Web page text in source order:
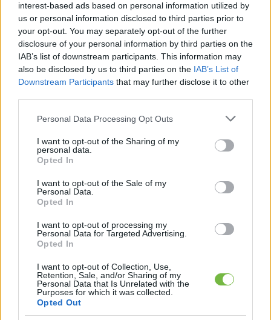
interest-based ads based on personal information utilized by
us or personal information disclosed to third parties prior to
your opt-out. You may separately opt-out of the further
disclosure of your personal information by third parties on the
IAB’s list of downstream participants. This information may
also be disclosed by us to third parties on the IAB’s List of
Downstream Participants that may further disclose it to other
Please note that this website/app uses one or more Google
not limited to your visit or usage behaviour. You may click to
grant or deny consent to Google and its third-party tags to
use your data for below specified purposes in below Google
consent section.
Personal Data Processing Opt Outs
I want to opt-out of the Sharing of my
personal data.
Opted In
I want to opt-out of the Sale of my
Personal Data.
Opted In
I want to opt-out of processing my
Personal Data for Targeted Advertising.
Opted In
I want to opt-out of Collection, Use,
Retention, Sale, and/or Sharing of my
Personal Data that Is Unrelated with the
Purposes for which it was collected.
Opted Out